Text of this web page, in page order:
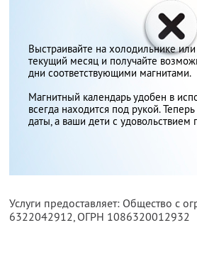
Выстраивайте на холодильнике
текущий месяц и получайте
дни соответствующими магнитами.
Магнитный календарь удобен в
всегда находится под рукой.
даты, а ваши дети с удовольствием
Услуги предоставляет: Общество с
6322042912, ОГРН 1086320012932